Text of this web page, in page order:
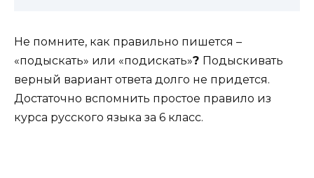
Не помните, как правильно пишется –
«подыскать» или «подискать»? Подыскивать
верный вариант ответа долго не придется.
Достаточно вспомнить простое правило из
курса русского языка за 6 класс.